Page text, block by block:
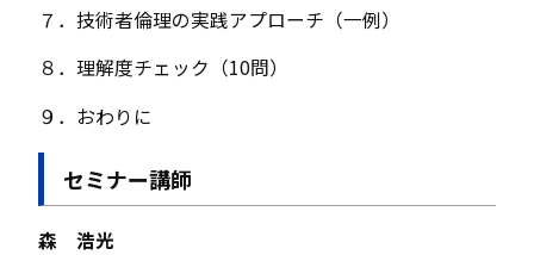
７．技術者倫理の実践アプローチ（一例）
８．理解度チェック（10問）
９．おわりに
セミナー講師
森 浩光